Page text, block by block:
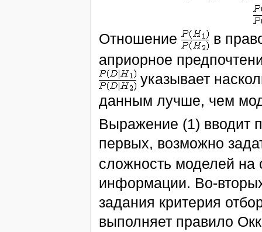
Отношение
в
априорное
указывает
данным лучше, чем
Выражение (1) вводит
первых, возможно
сложность моделей на
информации. Во-
задания критерия
выполняет правило